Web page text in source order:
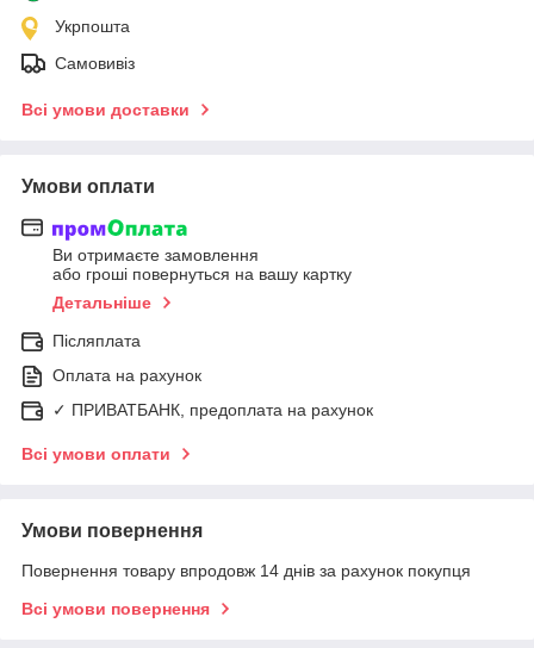
Укрпошта
Самовивіз
Всі умови доставки
Умови оплати
Ви отримаєте замовлення
або гроші повернуться на вашу картку
Детальніше
Післяплата
Оплата на рахунок
✓ ПРИВАТБАНК, предоплата на рахунок
Всі умови оплати
Умови повернення
Повернення товару впродовж 14 днів за рахунок покупця
Всі умови повернення